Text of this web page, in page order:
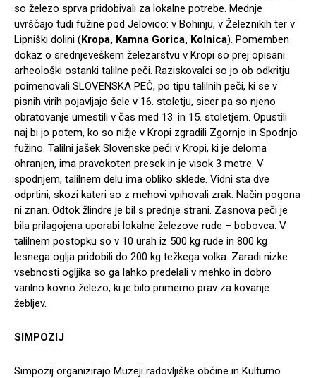
so železo sprva pridobivali za lokalne potrebe. Mednje
uvrščajo tudi fužine pod Jelovico: v Bohinju, v Železnikih ter v
Lipniški dolini (Kropa, Kamna Gorica, Kolnica). Pomemben
dokaz o srednjeveškem železarstvu v Kropi so prej opisani
arheološki ostanki talilne peči. Raziskovalci so jo ob odkritju
poimenovali SLOVENSKA PEČ, po tipu talilnih peči, ki se v
pisnih virih pojavljajo šele v 16. stoletju, sicer pa so njeno
obratovanje umestili v čas med 13. in 15. stoletjem. Opustili
naj bi jo potem, ko so nižje v Kropi zgradili Zgornjo in Spodnjo
fužino. Talilni jašek Slovenske peči v Kropi, ki je deloma
ohranjen, ima pravokoten presek in je visok 3 metre. V
spodnjem, talilnem delu ima obliko sklede. Vidni sta dve
odprtini, skozi kateri so z mehovi vpihovali zrak. Način pogona
ni znan. Odtok žlindre je bil s prednje strani. Zasnova peči je
bila prilagojena uporabi lokalne železove rude – bobovca. V
talilnem postopku so v 10 urah iz 500 kg rude in 800 kg
lesnega oglja pridobili do 200 kg težkega volka. Zaradi nizke
vsebnosti ogljika so ga lahko predelali v mehko in dobro
varilno kovno železo, ki je bilo primerno prav za kovanje
žebljev.
SIMPOZIJ
Simpozij organizirajo Muzeji radovljiške občine in Kulturno